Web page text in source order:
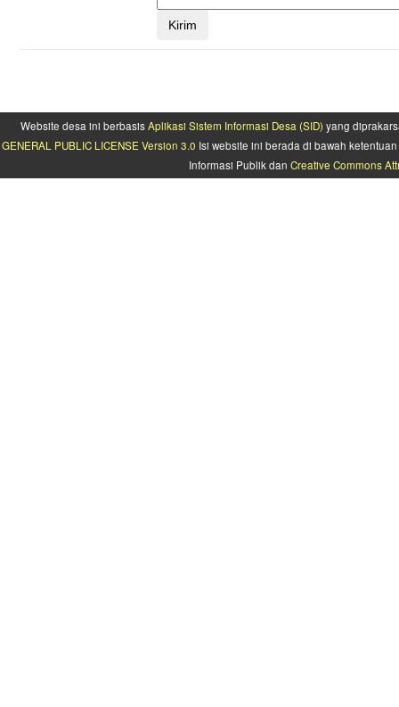
Website desa ini berbasisAplikasi Sistem Informasi Desa (SID) yang
GENERAL PUBLIC LICENSE Version 3.0 Isi website ini berada di bawah
Informasi Publik dan Creative Commons